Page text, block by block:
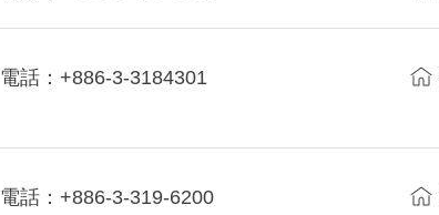
電話：+886-3-3184301
電話：+886-3-319-6200